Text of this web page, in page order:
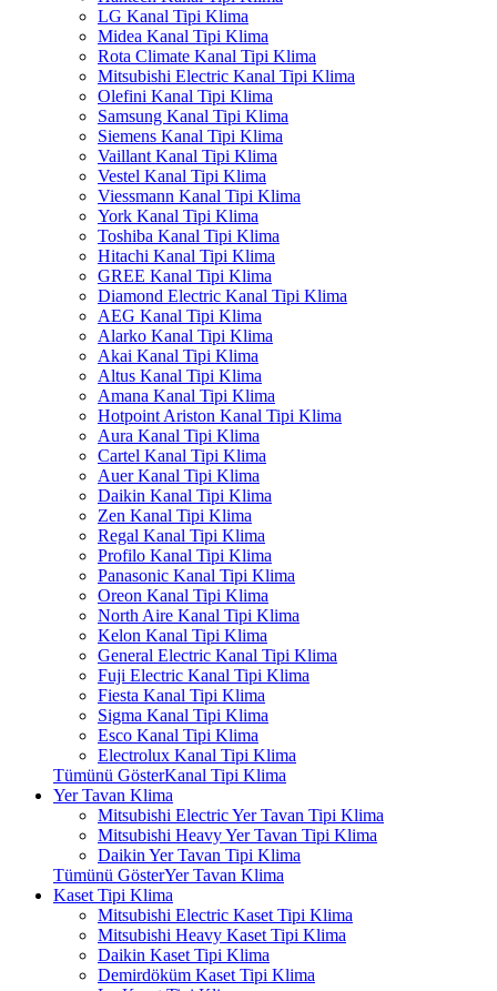
LG Kanal Tipi Klima
Midea Kanal Tipi Klima
Rota Climate Kanal Tipi Klima
Mitsubishi Electric Kanal Tipi Klima
Olefini Kanal Tipi Klima
Samsung Kanal Tipi Klima
Siemens Kanal Tipi Klima
Vaillant Kanal Tipi Klima
Vestel Kanal Tipi Klima
Viessmann Kanal Tipi Klima
York Kanal Tipi Klima
Toshiba Kanal Tipi Klima
Hitachi Kanal Tipi Klima
GREE Kanal Tipi Klima
Diamond Electric Kanal Tipi Klima
AEG Kanal Tipi Klima
Alarko Kanal Tipi Klima
Akai Kanal Tipi Klima
Altus Kanal Tipi Klima
Amana Kanal Tipi Klima
Hotpoint Ariston Kanal Tipi Klima
Aura Kanal Tipi Klima
Cartel Kanal Tipi Klima
Auer Kanal Tipi Klima
Daikin Kanal Tipi Klima
Zen Kanal Tipi Klima
Regal Kanal Tipi Klima
Profilo Kanal Tipi Klima
Panasonic Kanal Tipi Klima
Oreon Kanal Tipi Klima
North Aire Kanal Tipi Klima
Kelon Kanal Tipi Klima
General Electric Kanal Tipi Klima
Fuji Electric Kanal Tipi Klima
Fiesta Kanal Tipi Klima
Sigma Kanal Tipi Klima
Esco Kanal Tipi Klima
Electrolux Kanal Tipi Klima
Tümünü GösterKanal Tipi Klima
Yer Tavan Klima
Mitsubishi Electric Yer Tavan Tipi Klima
Mitsubishi Heavy Yer Tavan Tipi Klima
Daikin Yer Tavan Tipi Klima
Tümünü GösterYer Tavan Klima
Kaset Tipi Klima
Mitsubishi Electric Kaset Tipi Klima
Mitsubishi Heavy Kaset Tipi Klima
Daikin Kaset Tipi Klima
Demirdöküm Kaset Tipi Klima